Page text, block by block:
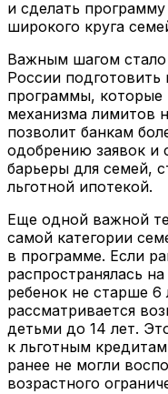
и сделать
широкого круга
Важным шагом
России подготовить
программы,
механизма лимитов
позволит банкам
одобрению заявок и
барьеры для семей,
льготной ипотекой.
Еще одной важной
самой категории
в программе. Если
распространялась
ребенок не старше 6
рассматривается
детьми до 14 лет.
к льготным
ранее не могли
возрастного